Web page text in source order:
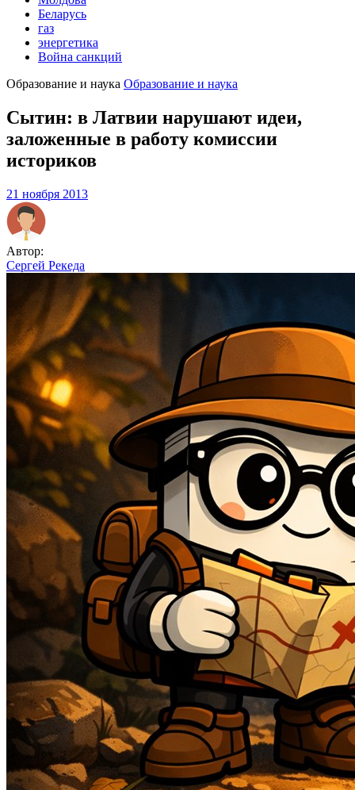
Беларусь
газ
энергетика
Война санкций
Образование и наука Образование и наука
Сытин: в Латвии нарушают идеи,
заложенные в работу комиссии
историков
21 ноября 2013
Автор:
Сергей Рекеда